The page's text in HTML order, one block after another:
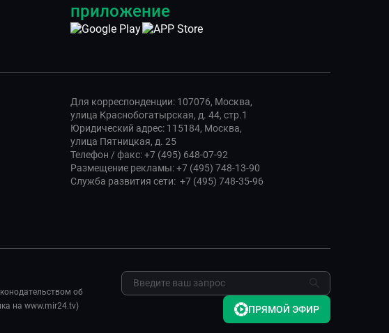
приложение
Для корреспонденции: 107076, Москва,
улица Краснобогатырская, д. 44, стр.1
Юридический адрес: 115184, Москва,
улица Пятницкая, д. 25
Телефон / факс: +7 (495) 648-07-92
Размещение рекламы: +7 (495) 748-13-90
Служба развития сети: +7 (495) 748-35-96
об
на www.mir24.tv)
ПРЯМОЙ ЭФИР